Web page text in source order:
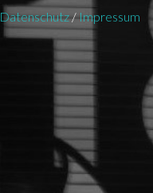
Datenschutz/Impressum